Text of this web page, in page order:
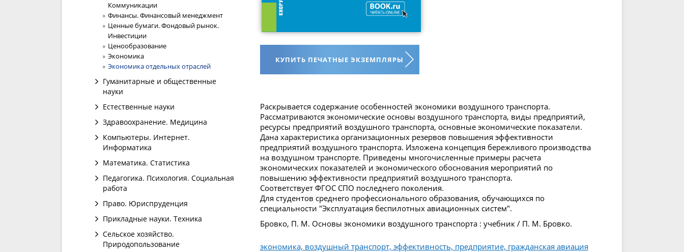
Коммуникации
Финансы. Финансовый менеджмент
Ценные бумаги. Фондовый рынок.
Инвестиции
Ценообразование
Экономика
Экономика отдельных отраслей
Гуманитарные и общественные
науки
Естественные науки
Здравоохранение. Медицина
Компьютеры. Интернет.
Информатика
Математика. Статистика
Педагогика. Психология. Социальная
работа
Право. Юриспруденция
Прикладные науки. Техника
Сельское хозяйство.
Природопользование
КУПИТЬ ПЕЧАТНЫЕ ЭКЗЕМПЛЯРЫ
Раскрывается содержание особенностей экономики воздушного транспорта.
Рассматриваются экономические основы воздушного транспорта, виды предприятий,
ресурсы предприятий воздушного транспорта, основные экономические показатели.
Дана характеристика организационных резервов повышения эффективности
предприятий воздушного транспорта. Изложена концепция бережливого производства
на воздушном транспорте. Приведены многочисленные примеры расчета
экономических показателей и экономического обоснования мероприятий по
повышению эффективности предприятий воздушного транспорта.
Соответствует ФГОС СПО последнего поколения.
Для студентов среднего профессионального образования, обучающихся по
специальности "Эксплуатация беспилотных авиационных систем".
Бровко, П. М. Основы экономики воздушного транспорта : учебник / П. М. Бровко.
экономика, воздушный транспорт, эффективность, предприятие, гражданская авиация